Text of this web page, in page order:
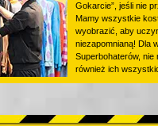
Gokarcie”, jeśli nie
Mamy wszystkie
wyobrazić, aby
niezapomnianą! Dla
Superbohaterów, nie
również ich